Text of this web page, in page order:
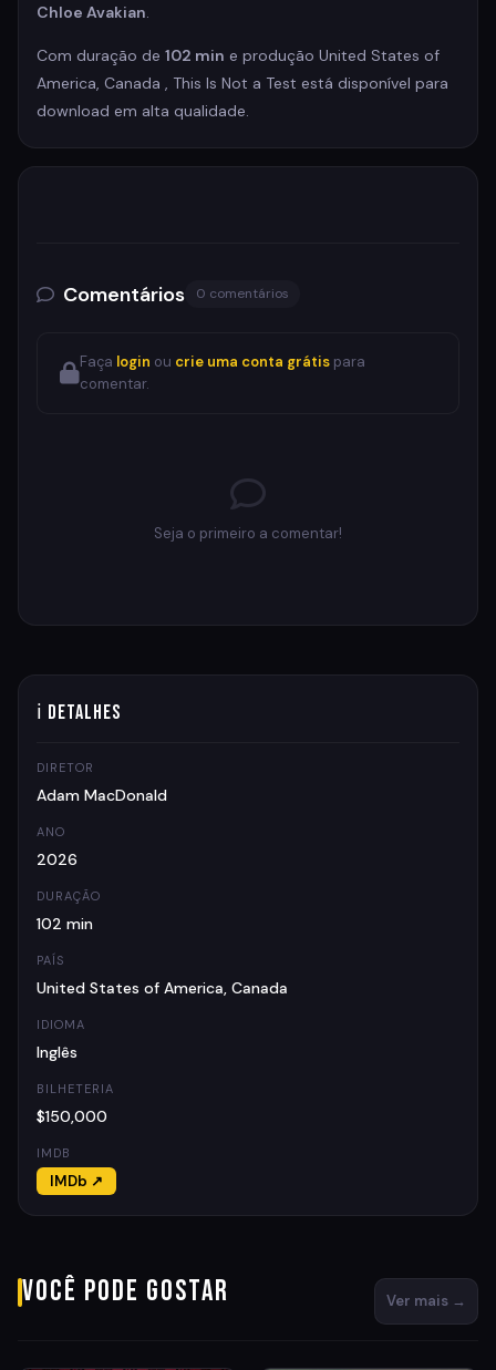
Chloe Avakian.
Com duração de 102 min e produção United States of
America, Canada , This Is Not a Test está disponível para
download em alta qualidade.
Comentários 0 comentários
Faça login ou crie uma conta grátis para
comentar.
Seja o primeiro a comentar!
ℹ Detalhes
DIRETOR
Adam MacDonald
ANO
2026
DURAÇÃO
102 min
PAÍS
United States of America, Canada
IDIOMA
Inglês
BILHETERIA
$150,000
IMDB
IMDb ↗
Você pode gostar Ver mais →